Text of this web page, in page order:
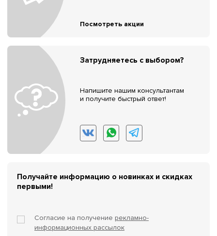
Посмотреть акции
Затрудняетесь с выбором?
Напишите нашим консультантам
и получите быстрый ответ!
Получайте информацию о новинках и скидках
первыми!
Согласие на получение рекламно-
информационных рассылок